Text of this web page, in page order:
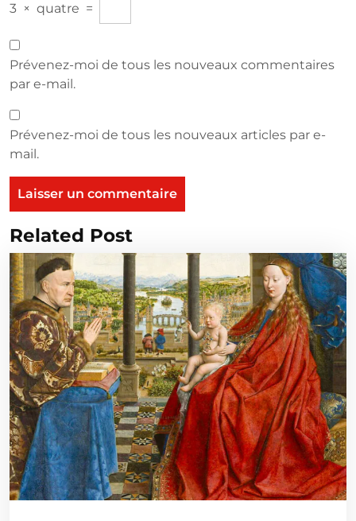
3 × quatre =
Prévenez-moi de tous les nouveaux commentaires
par e-mail.
Prévenez-moi de tous les nouveaux articles par e-
mail.
Related Post